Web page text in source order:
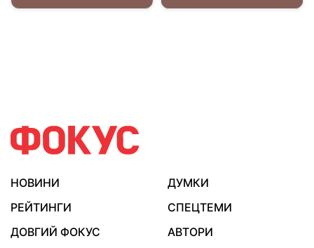
НОВИНИ
ДУМКИ
РЕЙТИНГИ
СПЕЦТЕМИ
ДОВГИЙ ФОКУС
АВТОРИ